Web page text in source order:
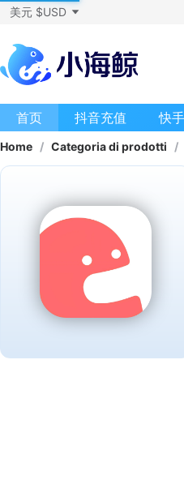
美元 $USD
首页 抖音充值 快
Home / Categoria di prodotti /